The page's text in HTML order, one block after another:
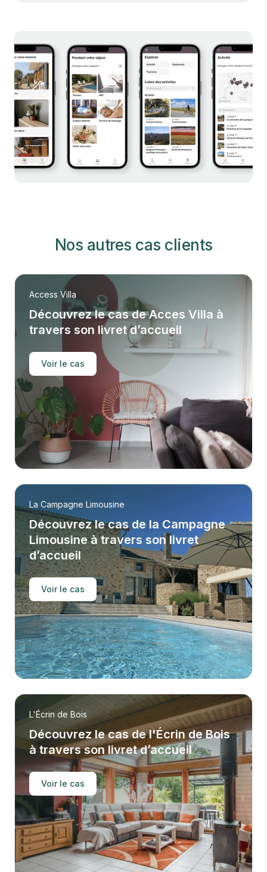
Nos autres cas clients
Access Villa
Découvrez le cas de Acces Villa à
travers son livret d’accueil
Voir le cas
La Campagne Limousine
Découvrez le cas de la Campagne
Limousine à travers son livret
d’accueil
Voir le cas
L'Écrin de Bois
Découvrez le cas de l'Écrin de Bois
à travers son livret d’accueil
Voir le cas